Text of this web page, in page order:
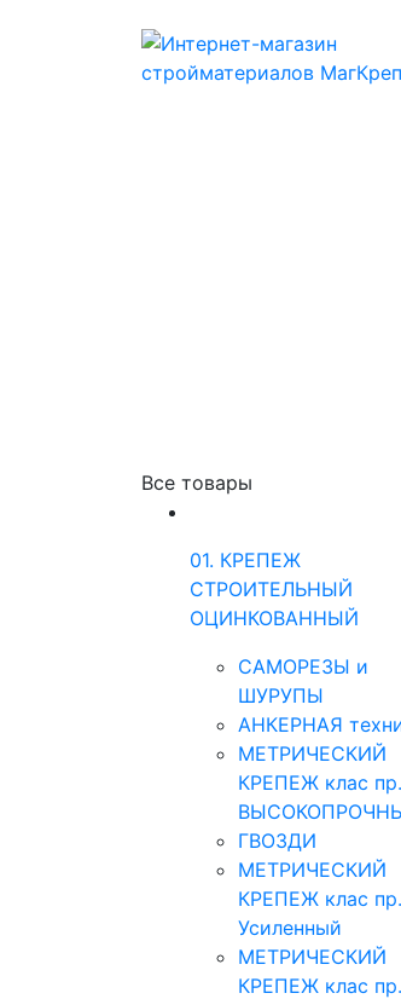
Все товары
01. КРЕПЕЖ
СТРОИТЕЛЬНЫЙ
ОЦИНКОВАННЫЙ
САМОРЕЗЫ и
ШУРУПЫ
АНКЕРНАЯ
МЕТРИЧЕСКИЙ
КРЕПЕЖ клас
ГВОЗДИ
МЕТРИЧЕСКИЙ
КРЕПЕЖ клас
Усиленный
МЕТРИЧЕСКИЙ
КРЕПЕЖ клас